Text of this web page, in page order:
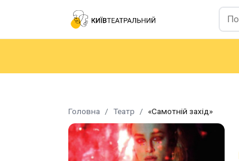
Головна Театр «Самотній захід»